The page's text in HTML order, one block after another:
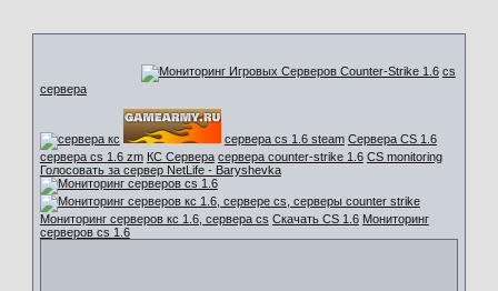
cs
сервера
сервера cs 1.6 steam Сервера CS 1.6
сервера cs 1.6 zm КС Сервера сервера counter-strike 1.6 CS monitoring
Голосовать за сервер NetLife - Baryshevka
Мониторинг серверов кс 1.6, сервера cs Скачать CS 1.6 Мониторинг
серверов cs 1.6